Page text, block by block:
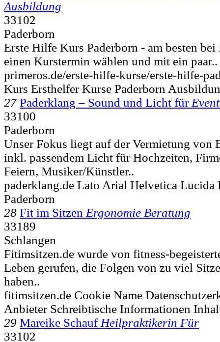
Ausbildung
33102
Paderborn
Erste Hilfe Kurs Paderborn - am besten
einen Kurstermin wählen und mit ein paar..
primeros.de/erste-hilfe-kurse/erste-hilfe-
Kurs Ersthelfer Kurse Paderborn
27 Paderklang – Sound und Licht für
33100
Paderborn
Unser Fokus liegt auf der Vermietung von
inkl. passendem Licht für Hochzeiten,
Feiern, Musiker/Künstler..
paderklang.de Lato Arial Helvetica Lucida
Paderborn
28 Fit im Sitzen Ergonomie Beratung
33189
Schlangen
Fitimsitzen.de wurde von fitness-
Leben gerufen, die Folgen von zu viel
haben..
fitimsitzen.de Cookie Name
Anbieter Schreibtische Informationen
29 Mareike Schauf Heilpraktikerin Für
33102